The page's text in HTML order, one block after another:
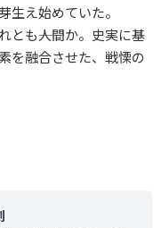
生え始めていた。
も――人間か。史実に基
を融合させた、戦慄の